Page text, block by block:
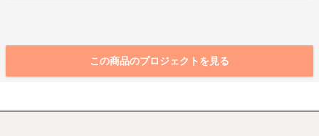
この商品のプロジェクトを見る